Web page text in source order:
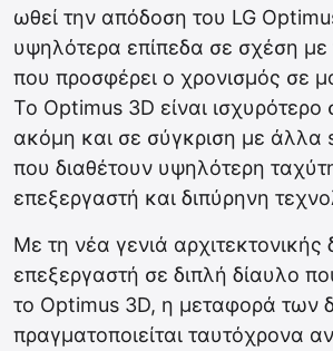
ωθεί την απόδοση του LG
υψηλότερα επίπεδα σε σχέση με
που προσφέρει ο χρονισμός σε
To Optimus 3D είναι
ακόμη και σε σύγκριση με άλλα
που διαθέτουν υψηλότερη
επεξεργαστή και διπύρηνη
Με τη νέα γενιά αρχιτεκτονικής
επεξεργαστή σε διπλή δίαυλο
το Optimus 3D, η μεταφορά των
πραγματοποιείται ταυτόχρονα